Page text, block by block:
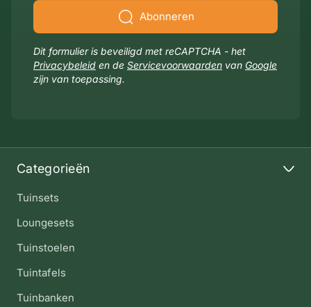
Categorieën
Tuinsets
Loungesets
Tuinstoelen
Tuintafels
Tuinbanken
Abonneren
Dit formulier is beveiligd met reCAPTCHA - het
Privacybeleid en de Servicevoorwaarden van Google
zijn van toepassing.